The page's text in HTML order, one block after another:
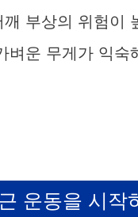
부상의 위험이
벼운 무게가 익
운동을 시작